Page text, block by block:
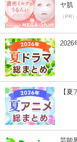
ヤ肌
（PR
2026
【
芸能